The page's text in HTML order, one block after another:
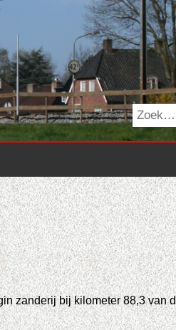
zanderij bij kilometer 88,3 van